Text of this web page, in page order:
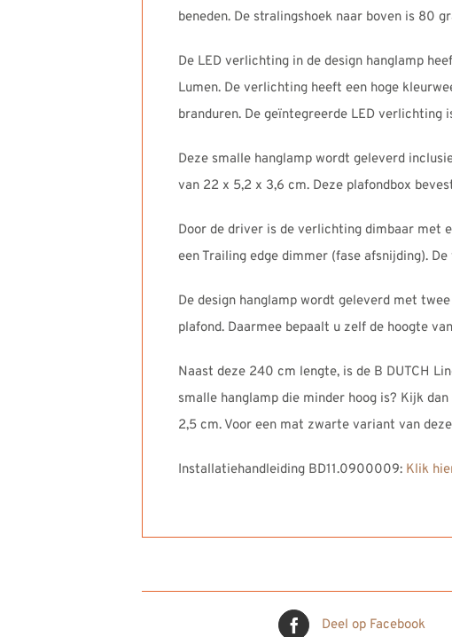
beneden. De stralingshoek naar boven is 80
De LED verlichting in de design hanglamp
Lumen. De verlichting heeft een hoge
branduren. De geïntegreerde LED verlichting
Deze smalle hanglamp wordt geleverd
van 22 x 5,2 x 3,6 cm. Deze plafondbox
Door de driver is de verlichting dimbaar met
een Trailing edge dimmer (fase afsnijding).
De design hanglamp wordt geleverd met
plafond. Daarmee bepaalt u zelf de hoogte
Naast deze 240 cm lengte, is de B DUTCH
smalle hanglamp die minder hoog is? Kijk
2,5 cm. Voor een mat zwarte variant van
Installatiehandleiding BD11.0900009: Klik
Deel op Facebook